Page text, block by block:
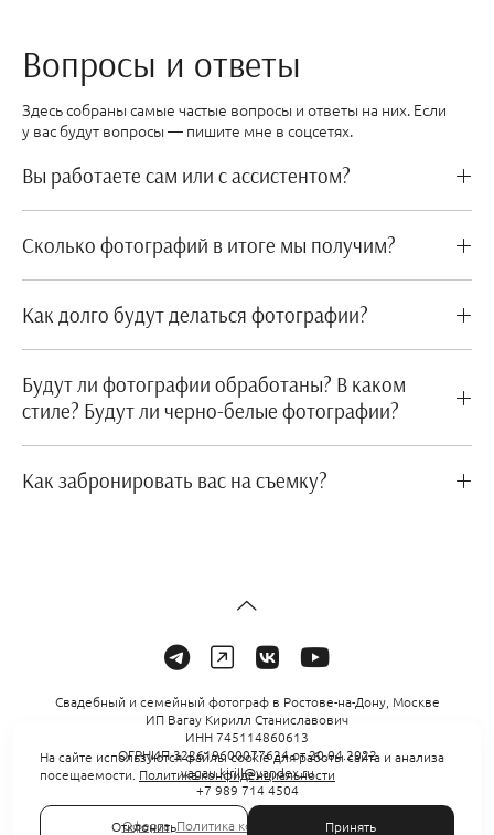
Вопросы и ответы
Здесь собраны самые частые вопросы и ответы на них. Если
у вас будут вопросы — пишите мне в соцсетях.
Вы работаете сам или с ассистентом?
Сколько фотографий в итоге мы получим?
Как долго будут делаться фотографии?
Будут ли фотографии обработаны? В каком
стиле? Будут ли черно-белые фотографии?
Как забронировать вас на съемку?
Свадебный и семейный фотограф в Ростове-на-Дону, Москве
ИП Вагау Кирилл Станиславович
ИНН 745114860613
ОГРНИП 322619600077624 от 20.04.2022
vagau.kirill@yandex.ru
+7 989 714 4504
Оферта,Политика конфиденциальности
На сайте используются файлы cookie для работы сайта и анализа
посещаемости. Политика конфиденциальности
Отклонить Принять